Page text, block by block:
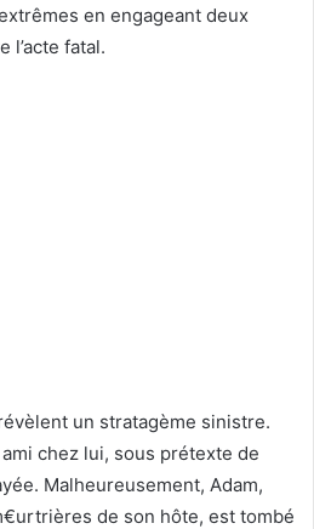
en engageant deux
l’acte fatal.
un stratagème sinistre.
chez lui, sous prétexte de
Malheureusement, Adam,
de son hôte, est tombé